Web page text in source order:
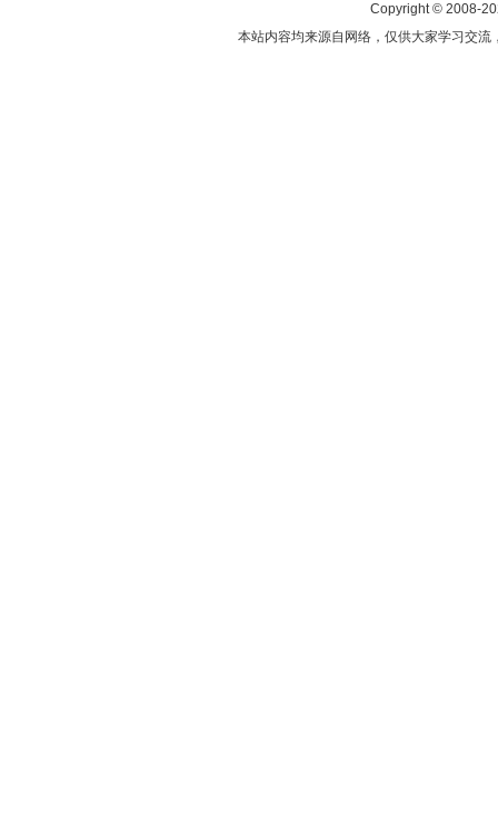
Copyright © 2008-
本站内容均来源自网络，仅供大家学习交